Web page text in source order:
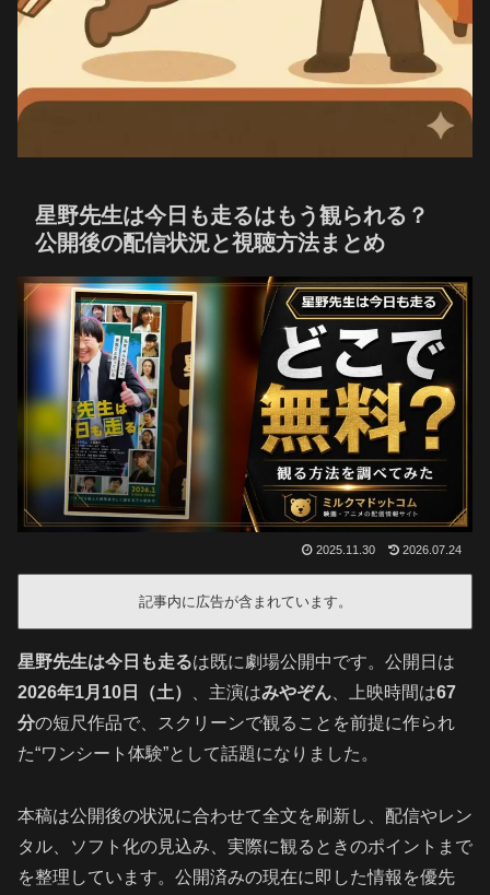
星野先生は今日も走るはもう観られる？
公開後の配信状況と視聴方法まとめ
2025.11.30 2026.07.24
記事内に広告が含まれています。
星野先生は今日も走るは既に劇場公開中です。公開日は
2026年1月10日（土）
、主演はみやぞん 、上映時間は67
分の短尺作品で、スクリーンで観ることを前提に作られ
た“ワンシート体験”として話題になりました。
本稿は公開後の状況に合わせて全文を刷新し、配信やレン
タル、ソフト化の見込み、実際に観るときのポイントまで
を整理しています。公開済みの現在に即した情報を優先